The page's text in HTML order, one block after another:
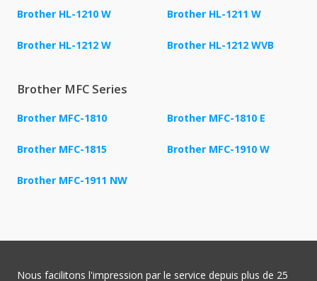
Brother HL-1210 W Brother HL-1211 W
Brother HL-1212 W Brother HL-1212 WVB
Brother MFC Series
Brother MFC-1810 Brother MFC-1810 E
Brother MFC-1815 Brother MFC-1910 W
Brother MFC-1911 NW
Nous facilitons l'impression par le service depuis plus de 25